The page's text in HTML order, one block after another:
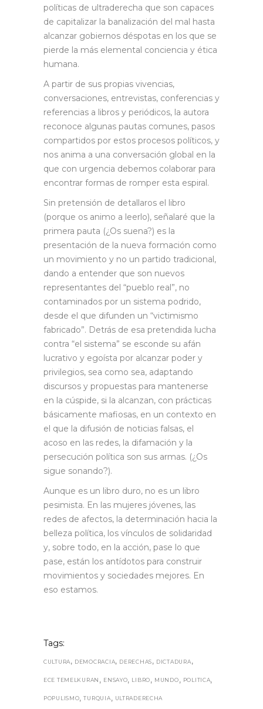
políticas de ultraderecha que son capaces
de capitalizar la banalización del mal hasta
alcanzar gobiernos déspotas en los que se
pierde la más elemental conciencia y ética
humana.
A partir de sus propias vivencias,
conversaciones, entrevistas, conferencias y
referencias a libros y periódicos, la autora
reconoce algunas pautas comunes, pasos
compartidos por estos procesos políticos, y
nos anima a una conversación global en la
que con urgencia debemos colaborar para
encontrar formas de romper esta espiral.
Sin pretensión de detallaros el libro
(porque os animo a leerlo), señalaré que la
primera pauta (¿Os suena?) es la
presentación de la nueva formación como
un movimiento y no un partido tradicional,
dando a entender que son nuevos
representantes del “pueblo real”, no
contaminados por un sistema podrido,
desde el que difunden un “victimismo
fabricado”. Detrás de esa pretendida lucha
contra “el sistema” se esconde su afán
lucrativo y egoísta por alcanzar poder y
privilegios, sea como sea, adaptando
discursos y propuestas para mantenerse
en la cúspide, si la alcanzan, con prácticas
básicamente mafiosas, en un contexto en
el que la difusión de noticias falsas, el
acoso en las redes, la difamación y la
persecución política son sus armas. (¿Os
sigue sonando?).
Aunque es un libro duro, no es un libro
pesimista. En las mujeres jóvenes, las
redes de afectos, la determinación hacia la
belleza política, los vínculos de solidaridad
y, sobre todo, en la acción, pase lo que
pase, están los antídotos para construir
movimientos y sociedades mejores. En
eso estamos.
Tags:
CULTURA, DEMOCRACIA, DERECHAS, DICTADURA,
ECE TEMELKURAN , ENSAYO, LIBRO, MUNDO, POLITICA,
POPULISMO,TURQUIA, ULTRADERECHA